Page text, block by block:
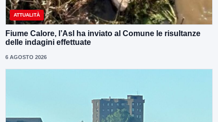
ATTUALITÀ
Fiume Calore, l’Asl ha inviato al Comune le risultanze
delle indagini effettuate
6 AGOSTO 2026